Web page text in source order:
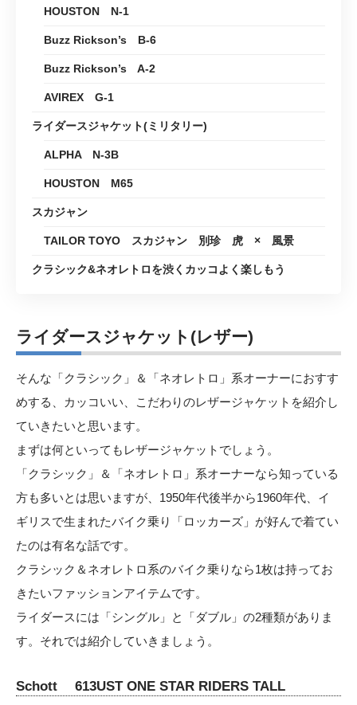
HOUSTON N-1
Buzz Rickson’s B-6
Buzz Rickson’s A-2
AVIREX G-1
ライダースジャケット(ミリタリー)
ALPHA N-3B
HOUSTON M65
スカジャン
TAILOR TOYO スカジャン 別珍 虎 × 風景
クラシック&ネオレトロを渋くカッコよく楽しもう
ライダースジャケット(レザー)
そんな「クラシック」＆「ネオレトロ」系オーナーにおすす
めする、カッコいい、こだわりのレザージャケットを紹介し
ていきたいと思います。
まずは何といってもレザージャケットでしょう。
「クラシック」＆「ネオレトロ」系オーナーなら知っている
方も多いとは思いますが、1950年代後半から1960年代、イ
ギリスで生まれたバイク乗り「ロッカーズ」が好んで着てい
たのは有名な話です。
クラシック＆ネオレトロ系のバイク乗りなら1枚は持ってお
きたいファッションアイテムです。
ライダースには「シングル」と「ダブル」の2種類がありま
す。それでは紹介していきましょう。
Schott 613UST ONE STAR RIDERS TALL